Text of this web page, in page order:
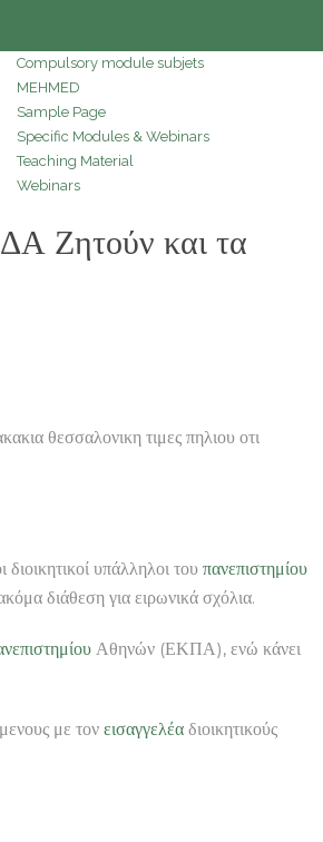
Compulsory module subjets
MEHMED
Sample Page
Specific Modules & Webinars
Teaching Material
Webinars
Ζητούν και τα
θεσσαλονικη τιμες πηλιου οτι
υπάλληλοι του πανεπιστημίου
διάθεση για ειρωνικά σχόλια.
Αθηνών (ΕΚΠΑ), ενώ κάνει
με τον εισαγγελέα διοικητικούς